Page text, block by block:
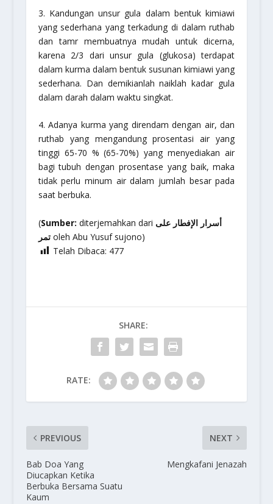
3. Kandungan unsur gula dalam bentuk kimiawi
yang sederhana yang terkadung di dalam ruthab
dan tamr membuatnya mudah untuk dicerna,
karena 2/3 dari unsur gula (glukosa) terdapat
dalam kurma dalam bentuk susunan kimiawi yang
sederhana. Dan demikianlah naiklah kadar gula
dalam darah dalam waktu singkat.
4. Adanya kurma yang direndam dengan air, dan
ruthab yang mengandung prosentasi air yang
tinggi 65-70 % (65-70%) yang menyediakan air
bagi tubuh dengan prosentase yang baik, maka
tidak perlu minum air dalam jumlah besar pada
saat berbuka.
(Sumber: diterjemahkan dari أسرار الإفطار على
تمرoleh Abu Yusuf sujono)
Telah Dibaca: 477
SHARE:
RATE:
PREVIOUS
Bab Doa Yang
Diucapkan Ketika
Berbuka Bersama Suatu
Kaum
NEXT
Mengkafani Jenazah